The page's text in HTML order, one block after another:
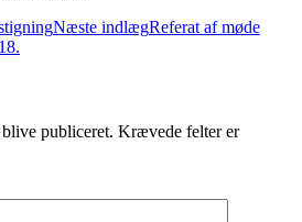
Næste indlægReferat af møde
publiceret. Krævede felter er